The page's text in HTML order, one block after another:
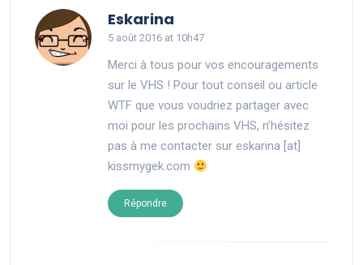
Eskarina
5 août 2016 at 10h47
Merci à tous pour vos encouragements
sur le VHS ! Pour tout conseil ou article
WTF que vous voudriez partager avec
moi pour les prochains VHS, n’hésitez
pas à me contacter sur eskarina [at]
kissmygek.com
Répondre